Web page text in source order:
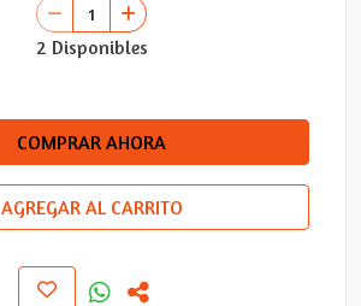
2 Disponibles
COMPRAR AHORA
AGREGAR AL CARRITO